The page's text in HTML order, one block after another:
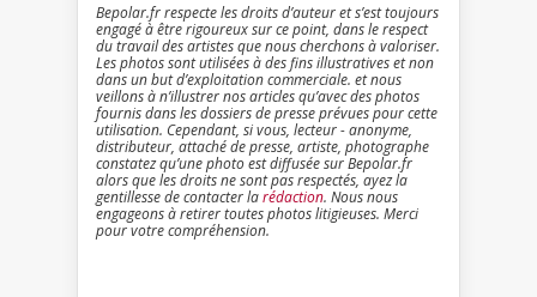
Bepolar.fr respecte les droits d’auteur et s’est toujours
engagé à être rigoureux sur ce point, dans le respect
du travail des artistes que nous cherchons à valoriser.
Les photos sont utilisées à des fins illustratives et non
dans un but d’exploitation commerciale. et nous
veillons à n’illustrer nos articles qu’avec des photos
fournis dans les dossiers de presse prévues pour cette
utilisation. Cependant, si vous, lecteur - anonyme,
distributeur, attaché de presse, artiste, photographe
constatez qu’une photo est diffusée sur Bepolar.fr
alors que les droits ne sont pas respectés, ayez la
gentillesse de contacter larédaction. Nous nous
engageons à retirer toutes photos litigieuses. Merci
pour votre compréhension.